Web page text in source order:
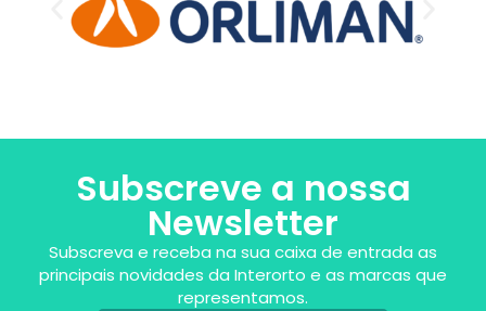
Subscreve a nossa
Newsletter
Subscreva e receba na sua caixa de entrada as
principais novidades da Interorto e as marcas que
representamos.